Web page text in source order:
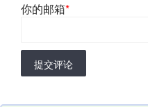
你的邮箱*
提交评论